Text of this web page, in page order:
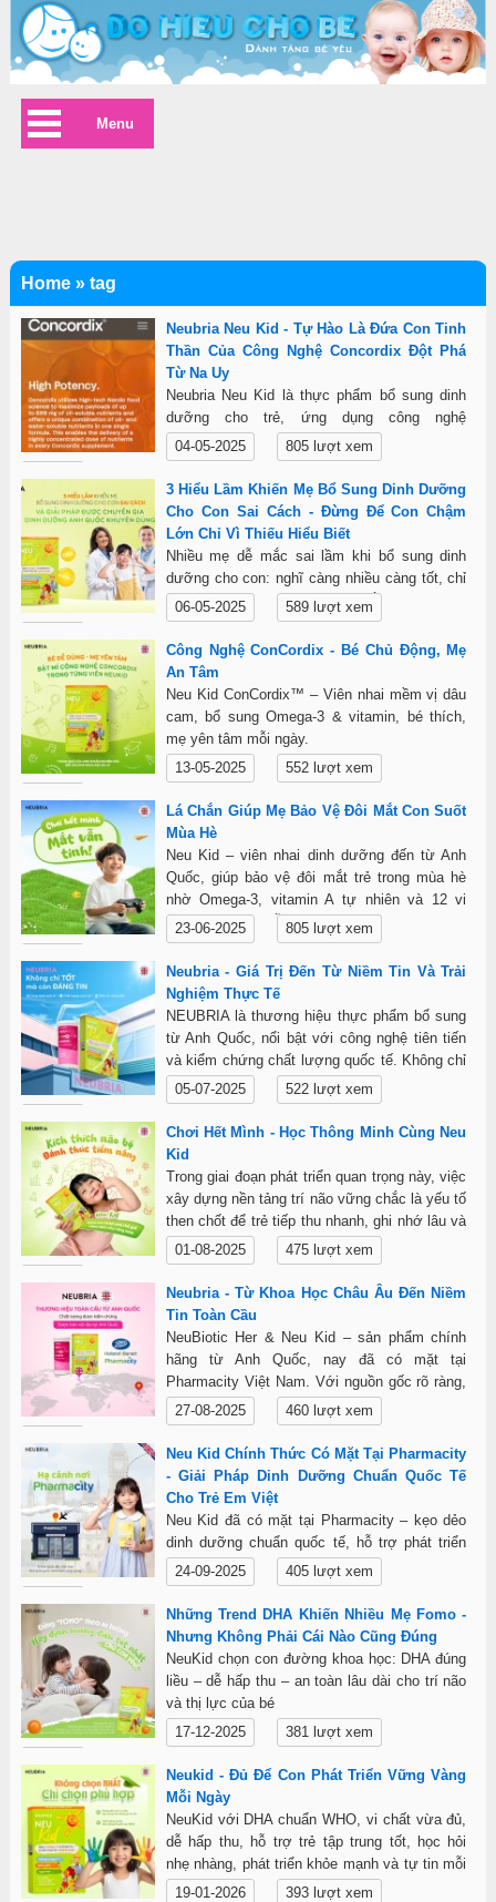
Neubria Neu Kid - Tự Hào Là Đứa Con Tinh
Thần Của Công Nghệ Concordix Đột Phá
Từ Na Uy
Neubria Neu Kid là thực phẩm bổ sung dinh
dưỡng cho trẻ, ứng dụng công nghệ
Concordix tiên tiến từ Na Uy, giúp tối ưu hấp
thu dưỡng chất. Sản phẩm cung cấp hàm
lượng cao các vitamin và khoáng chất thiết
yếu, an toàn, dễ sử dụng, hỗ trợ phát triển
toàn diện về trí não, thị lực và thể chất cho trẻ
nhỏ.
04-05-2025
805 lượt xem
Chi tiết
3 Hiểu Lầm Khiến Mẹ Bổ Sung Dinh Dưỡng
Cho Con Sai Cách - Đừng Để Con Chậm
Lớn Chỉ Vì Thiếu Hiểu Biết
Nhiều mẹ dễ mắc sai lầm khi bổ sung dinh
dưỡng cho con: nghĩ càng nhiều càng tốt, chỉ
quan tâm khi con ốm, hoặc tin rằng bữa ăn đủ
chất. Neu Kid – Omega-3 tinh khiết từ Na Uy,
công nghệ ConCordix giúp hấp thu tối ưu – là
giải pháp nhẹ nhàng, đúng cách để mẹ đồng
hành cùng con lớn khôn mỗi ngày.
06-05-2025
589 lượt xem
Chi tiết
Công Nghệ ConCordix - Bé Chủ Động, Mẹ
An Tâm
Neu Kid ConCordix™ – Viên nhai mềm vị dâu
cam, bổ sung Omega-3 & vitamin, bé thích,
mẹ yên tâm mỗi ngày.
13-05-2025
552 lượt xem
Chi tiết
Lá Chắn Giúp Mẹ Bảo Vệ Đôi Mắt Con Suốt
Mùa Hè
Neu Kid – viên nhai dinh dưỡng đến từ Anh
Quốc, giúp bảo vệ đôi mắt trẻ trong mùa hè
nhờ Omega-3, vitamin A tự nhiên và 12 vi
chất thiết yếu. Hỗ trợ thị lực, tăng đề kháng –
cho con vui chơi thỏa thích, mẹ hoàn toàn an
tâm.
23-06-2025
805 lượt xem
Chi tiết
Neubria - Giá Trị Đến Từ Niềm Tin Và Trải
Nghiệm Thực Tế
NEUBRIA là thương hiệu thực phẩm bổ sung
từ Anh Quốc, nổi bật với công nghệ tiên tiến
và kiểm chứng chất lượng quốc tế. Không chỉ
hiệu quả, NEUBRIA còn chinh phục người
dùng bằng sự tin tưởng được xây dựng từ
trải nghiệm thực tế qua từng ngày sử dụng.
05-07-2025
522 lượt xem
Chi tiết
Chơi Hết Mình - Học Thông Minh Cùng Neu
Kid
Trong giai đoạn phát triển quan trọng này, việc
xây dựng nền tảng trí não vững chắc là yếu tố
then chốt để trẻ tiếp thu nhanh, ghi nhớ lâu và
phát huy tối đa tiềm năng học tập.
01-08-2025
475 lượt xem
Chi tiết
Neubria - Từ Khoa Học Châu Âu Đến Niềm
Tin Toàn Cầu
NeuBiotic Her & Neu Kid – sản phẩm chính
hãng từ Anh Quốc, nay đã có mặt tại
Pharmacity Việt Nam. Với nguồn gốc rõ ràng,
đủ hóa đơn VAT, NEUBRIA cam kết chất
lượng quốc tế, hiệu quả được kiểm chứng.
27-08-2025
460 lượt xem
Chi tiết
Neu Kid Chính Thức Có Mặt Tại Pharmacity
- Giải Pháp Dinh Dưỡng Chuẩn Quốc Tế
Cho Trẻ Em Việt
Neu Kid đã có mặt tại Pharmacity – kẹo dẻo
dinh dưỡng chuẩn quốc tế, hỗ trợ phát triển
toàn diện cho trẻ em Việt khỏe mạnh và thông
minh.
24-09-2025
405 lượt xem
Chi tiết
Những Trend DHA Khiến Nhiều Mẹ Fomo -
Nhưng Không Phải Cái Nào Cũng Đúng
NeuKid chọn con đường khoa học: DHA đúng
liều – dễ hấp thu – an toàn lâu dài cho trí não
và thị lực của bé
17-12-2025
381 lượt xem
Chi tiết
Neukid - Đủ Để Con Phát Triển Vững Vàng
Mỗi Ngày
NeuKid với DHA chuẩn WHO, vi chất vừa đủ,
dễ hấp thu, hỗ trợ trẻ tập trung tốt, học hỏi
nhẹ nhàng, phát triển khỏe mạnh và tự tin mỗi
ngày.
19-01-2026
393 lượt xem
Home» tag
Menu